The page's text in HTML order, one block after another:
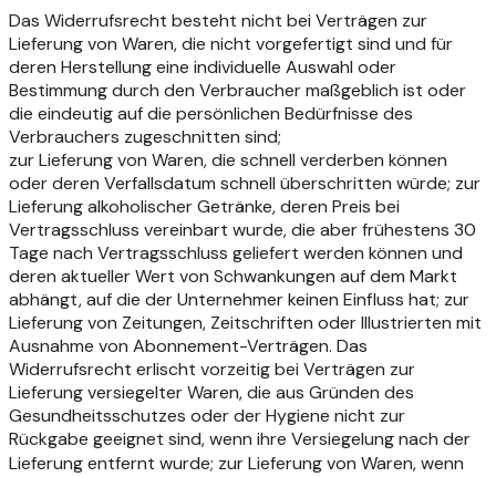
Das Widerrufsrecht besteht nicht bei Verträgen zur
Lieferung von Waren, die nicht vorgefertigt sind und für
deren Herstellung eine individuelle Auswahl oder
Bestimmung durch den Verbraucher maßgeblich ist oder
die eindeutig auf die persönlichen Bedürfnisse des
Verbrauchers zugeschnitten sind;
zur Lieferung von Waren, die schnell verderben können
oder deren Verfallsdatum schnell überschritten würde; zur
Lieferung alkoholischer Getränke, deren Preis bei
Vertragsschluss vereinbart wurde, die aber frühestens 30
Tage nach Vertragsschluss geliefert werden können und
deren aktueller Wert von Schwankungen auf dem Markt
abhängt, auf die der Unternehmer keinen Einfluss hat; zur
Lieferung von Zeitungen, Zeitschriften oder Illustrierten mit
Ausnahme von Abonnement-Verträgen. Das
Widerrufsrecht erlischt vorzeitig bei Verträgen zur
Lieferung versiegelter Waren, die aus Gründen des
Gesundheitsschutzes oder der Hygiene nicht zur
Rückgabe geeignet sind, wenn ihre Versiegelung nach der
Lieferung entfernt wurde; zur Lieferung von Waren, wenn